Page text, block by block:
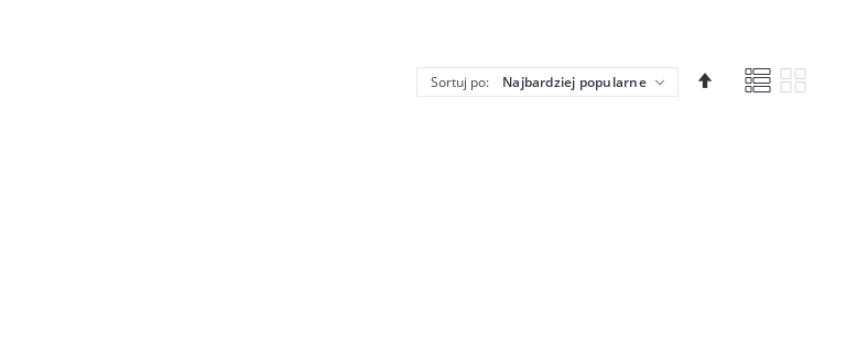
Lista
Sortuj po:
Ustaw
kierunek